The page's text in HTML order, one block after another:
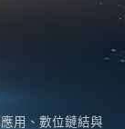
用、數位鏈結與